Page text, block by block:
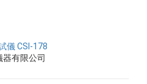
儀 CSI-178
有限公司